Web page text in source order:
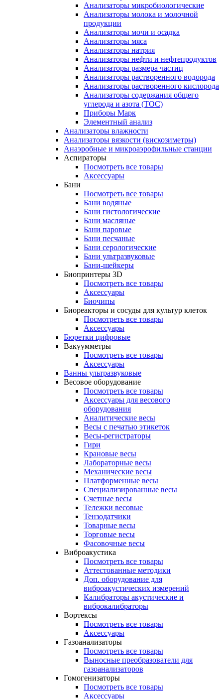
Анализаторы микробиологические
Анализаторы молока и молочной
продукции
Анализаторы мочи и осадка
Анализаторы мяса
Анализаторы натрия
Анализаторы нефти и нефтепродуктов
Анализаторы размера частиц
Анализаторы растворенного водорода
Анализаторы растворенного кислорода
Анализаторы содержания общего
углерода и азота (ТОС)
Приборы Марк
Элементный анализ
Анализаторы влажности
Анализаторы вязкости (вискозиметры)
Анаэробные и микроаэрофильные станции
Аспираторы
Посмотреть все товары
Аксессуары
Бани
Посмотреть все товары
Бани водяные
Бани гистологические
Бани масляные
Бани паровые
Бани песчаные
Бани серологические
Бани ультразвуковые
Бани-шейкеры
Биопринтеры 3D
Посмотреть все товары
Аксессуары
Биочипы
Биореакторы и сосуды для культур клеток
Посмотреть все товары
Аксессуары
Бюретки цифровые
Вакуумметры
Посмотреть все товары
Аксессуары
Ванны ультразвуковые
Весовое оборудование
Посмотреть все товары
Аксессуары для весового
оборудования
Аналитические весы
Весы с печатью этикеток
Весы-регистраторы
Гири
Крановые весы
Лабораторные весы
Механические весы
Платформенные весы
Специализированные весы
Счетные весы
Тележки весовые
Тензодатчики
Товарные весы
Торговые весы
Фасовочные весы
Виброакустика
Посмотреть все товары
Аттестованные методики
Доп. оборудование для
виброакустических измерений
Калибраторы акустические и
виброкалибраторы
Вортексы
Посмотреть все товары
Аксессуары
Газоанализаторы
Посмотреть все товары
Выносные преобразователи для
газоанализаторов
Гомогенизаторы
Посмотреть все товары
Аксессуары